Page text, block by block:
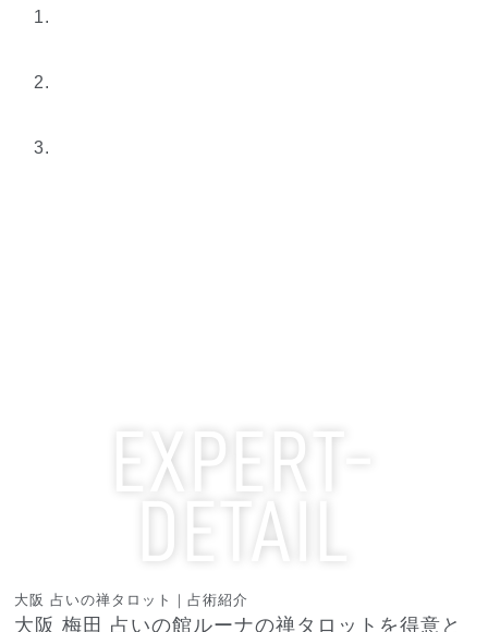
大阪 占いの禅タロット｜占術紹介
大阪 梅田 占いの館ルーナの禅タロットを得意と
EXPERT-
DETAIL
エキスパート詳細